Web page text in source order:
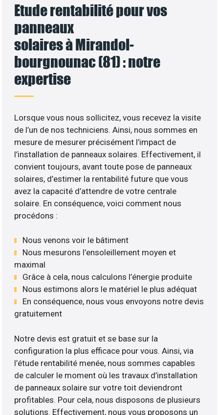
Etude rentabilité pour vos
panneaux
solaires à Mirandol-
bourgnounac (81) : notre
expertise
Lorsque vous nous sollicitez, vous recevez la visite
de l’un de nos techniciens. Ainsi, nous sommes en
mesure de mesurer précisément l’impact de
l’installation de panneaux solaires. Effectivement, il
convient toujours, avant toute pose de panneaux
solaires, d’estimer la rentabilité future que vous
avez la capacité d’attendre de votre centrale
solaire. En conséquence, voici comment nous
procédons :
Nous venons voir le bâtiment
Nous mesurons l’ensoleillement moyen et
maximal
Grâce à cela, nous calculons l’énergie produite
Nous estimons alors le matériel le plus adéquat
En conséquence, nous vous envoyons notre devis
gratuitement
Notre devis est gratuit et se base sur la
configuration la plus efficace pour vous. Ainsi, via
l’étude rentabilité menée, nous sommes capables
de calculer le moment où les travaux d’installation
de panneaux solaire sur votre toit deviendront
profitables. Pour cela, nous disposons de plusieurs
solutions. Effectivement, nous vous proposons un